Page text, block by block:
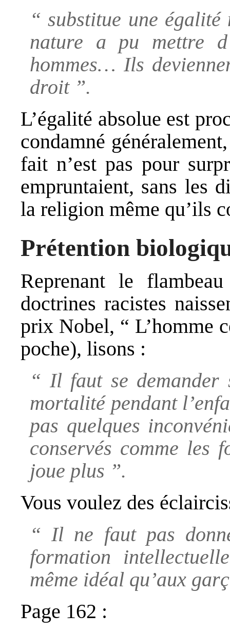
“ substitue une
nature a pu mettre
hommes… Ils
droit ”.
L’égalité absolue est
condamné
fait n’est pas pour
empruntaient, sans les
la religion même qu’ils
Prétention
Reprenant le
doctrines racistes
prix Nobel, “ L’homme
poche), lisons :
“ Il faut se
mortalité pendant
pas quelques
conservés comme les
joue plus ”.
Vous voulez des
“ Il ne faut pas
formation
même idéal qu’aux
Page 162 :